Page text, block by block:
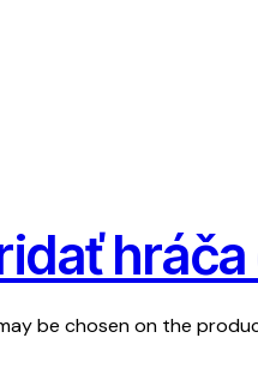
be chosen on the